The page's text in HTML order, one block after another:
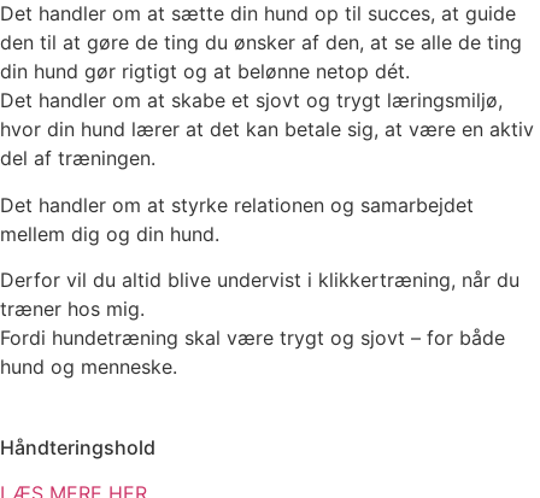
Det handler om at sætte din hund op til succes, at guide
den til at gøre de ting du ønsker af den, at se alle de ting
din hund gør rigtigt og at belønne netop dét.
Det handler om at skabe et sjovt og trygt læringsmiljø,
hvor din hund lærer at det kan betale sig, at være en aktiv
del af træningen.
Det handler om at styrke relationen og samarbejdet
mellem dig og din hund.
Derfor vil du altid blive undervist i klikkertræning, når du
træner hos mig.
Fordi hundetræning skal være trygt og sjovt – for både
hund og menneske.
Håndteringshold